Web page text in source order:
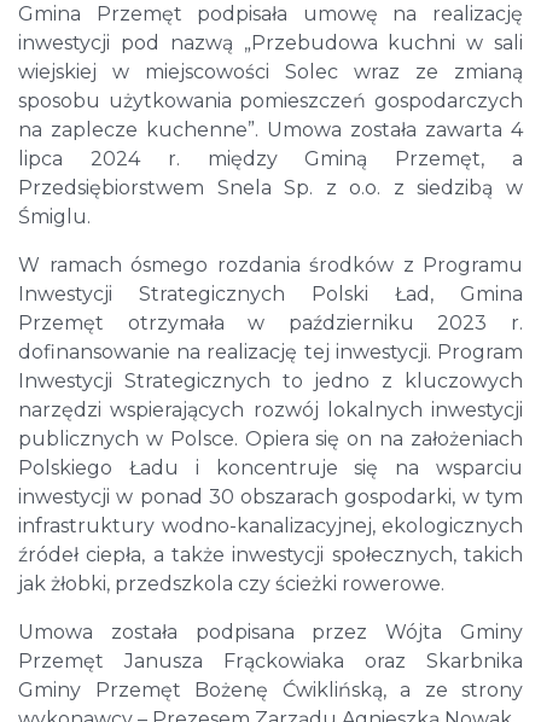
Gmina Przemęt podpisała umowę na realizację
inwestycji pod nazwą „Przebudowa kuchni w sali
wiejskiej w miejscowości Solec wraz ze zmianą
sposobu użytkowania pomieszczeń gospodarczych
na zaplecze kuchenne”. Umowa została zawarta 4
lipca 2024 r. między Gminą Przemęt, a
Przedsiębiorstwem Snela Sp. z o.o. z siedzibą w
Śmiglu.
W ramach ósmego rozdania środków z Programu
Inwestycji Strategicznych Polski Ład, Gmina
Przemęt otrzymała w październiku 2023 r.
dofinansowanie na realizację tej inwestycji. Program
Inwestycji Strategicznych to jedno z kluczowych
narzędzi wspierających rozwój lokalnych inwestycji
publicznych w Polsce. Opiera się on na założeniach
Polskiego Ładu i koncentruje się na wsparciu
inwestycji w ponad 30 obszarach gospodarki, w tym
infrastruktury wodno-kanalizacyjnej, ekologicznych
źródeł ciepła, a także inwestycji społecznych, takich
jak żłobki, przedszkola czy ścieżki rowerowe.
Umowa została podpisana przez Wójta Gminy
Przemęt Janusza Frąckowiaka oraz Skarbnika
Gminy Przemęt Bożenę Ćwiklińską, a ze strony